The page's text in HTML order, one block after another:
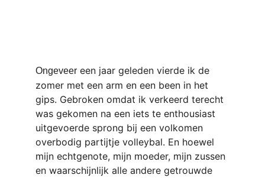
Ongeveer een jaar geleden vierde ik de
zomer met een arm en een been in het
gips. Gebroken omdat ik verkeerd terecht
was gekomen na een iets te enthousiast
uitgevoerde sprong bij een volkomen
overbodig partijtje volleybal. En hoewel
mijn echtgenote, mijn moeder, mijn zussen
en waarschijnlijk alle andere getrouwde